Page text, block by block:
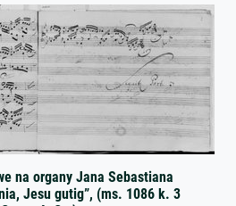
na organy Jana Sebastiana
Jesu gutig”, (ms. 1086 k. 3